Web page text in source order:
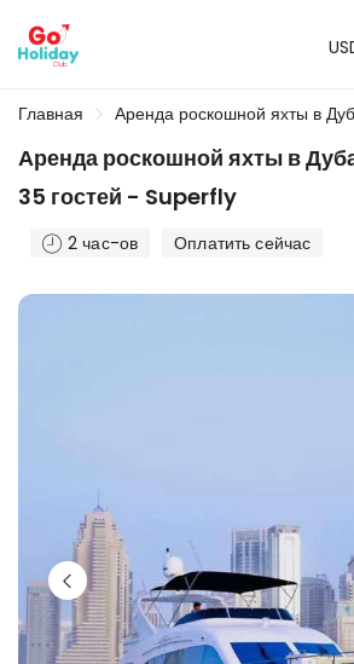
Главная Аренда роскошной яхты в
Аренда роскошной яхты в
35 гостей - Superfly
2 час-ов Оплатить сейчас